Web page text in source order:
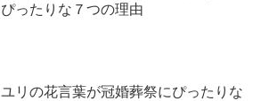
ぴったりな７つの理由
ユリの花言葉が冠婚葬祭にぴったりな